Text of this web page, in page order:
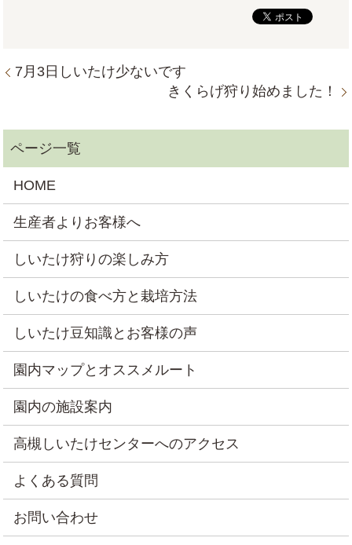
7月3日しいたけ少ないです
きくらげ狩り始めました！
HOME
生産者よりお客様へ
しいたけ狩りの楽しみ方
しいたけの食べ方と栽培方法
しいたけ豆知識とお客様の声
園内マップとオススメルート
園内の施設案内
高槻しいたけセンターへのアクセス
よくある質問
お問い合わせ